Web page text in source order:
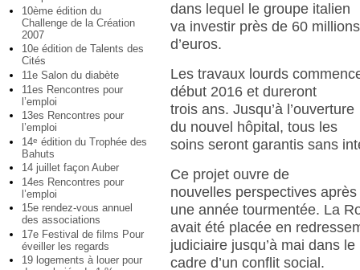
10ème édition du
Challenge de la Création
2007
10e édition de Talents des
Cités
11e Salon du diabète
11es Rencontres pour
l’emploi
13es Rencontres pour
l’emploi
14e édition du Trophée des
Bahuts
14 juillet façon Auber
14es Rencontres pour
l’emploi
15e rendez-vous annuel
des associations
17e Festival de films Pour
éveiller les regards
19 logements à louer pour
dans lequel le groupe italien
va investir près de 60 millions
d’euros.
Les travaux lourds
début 2016 et dureront
trois ans. Jusqu’à l’ouverture
du nouvel hôpital, tous les
soins seront garantis sans
Ce projet ouvre de
nouvelles perspectives après
une année tourmentée. La
avait été placée en
judiciaire jusqu’à mai dans le
cadre d’un conflit social.